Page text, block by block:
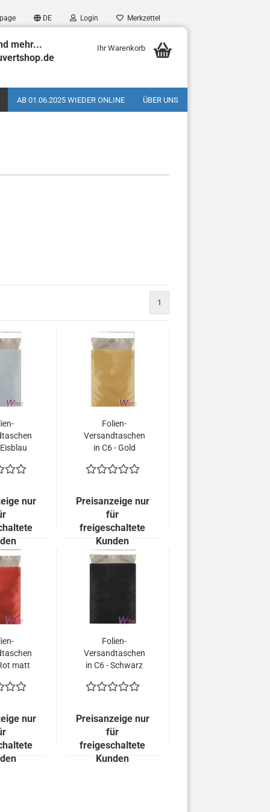
DE Login Merkzettel
mehr...
Ihr Warenkorb
AB 01.06.2025 WIEDER ONLINE ÜBER UNS
1
53,00
nur
Folien-
Versandtaschen
in C6 - Gold
Kuverts = 53,00
Preisanzeige nur
für
freigeschaltete
Kunden
matt
nur
Folien-
Versandtaschen
in C6 - Schwarz
Kuverts = 53,00
Preisanzeige nur
für
freigeschaltete
Kunden